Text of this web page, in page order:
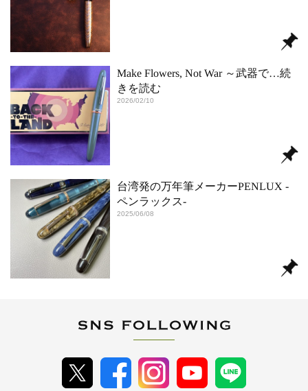
Make Flowers, Not War ～武器で…続
きを読む
2026/02/10
台湾発の万年筆メーカーPENLUX ‐
ペンラックス‐
2025/06/08